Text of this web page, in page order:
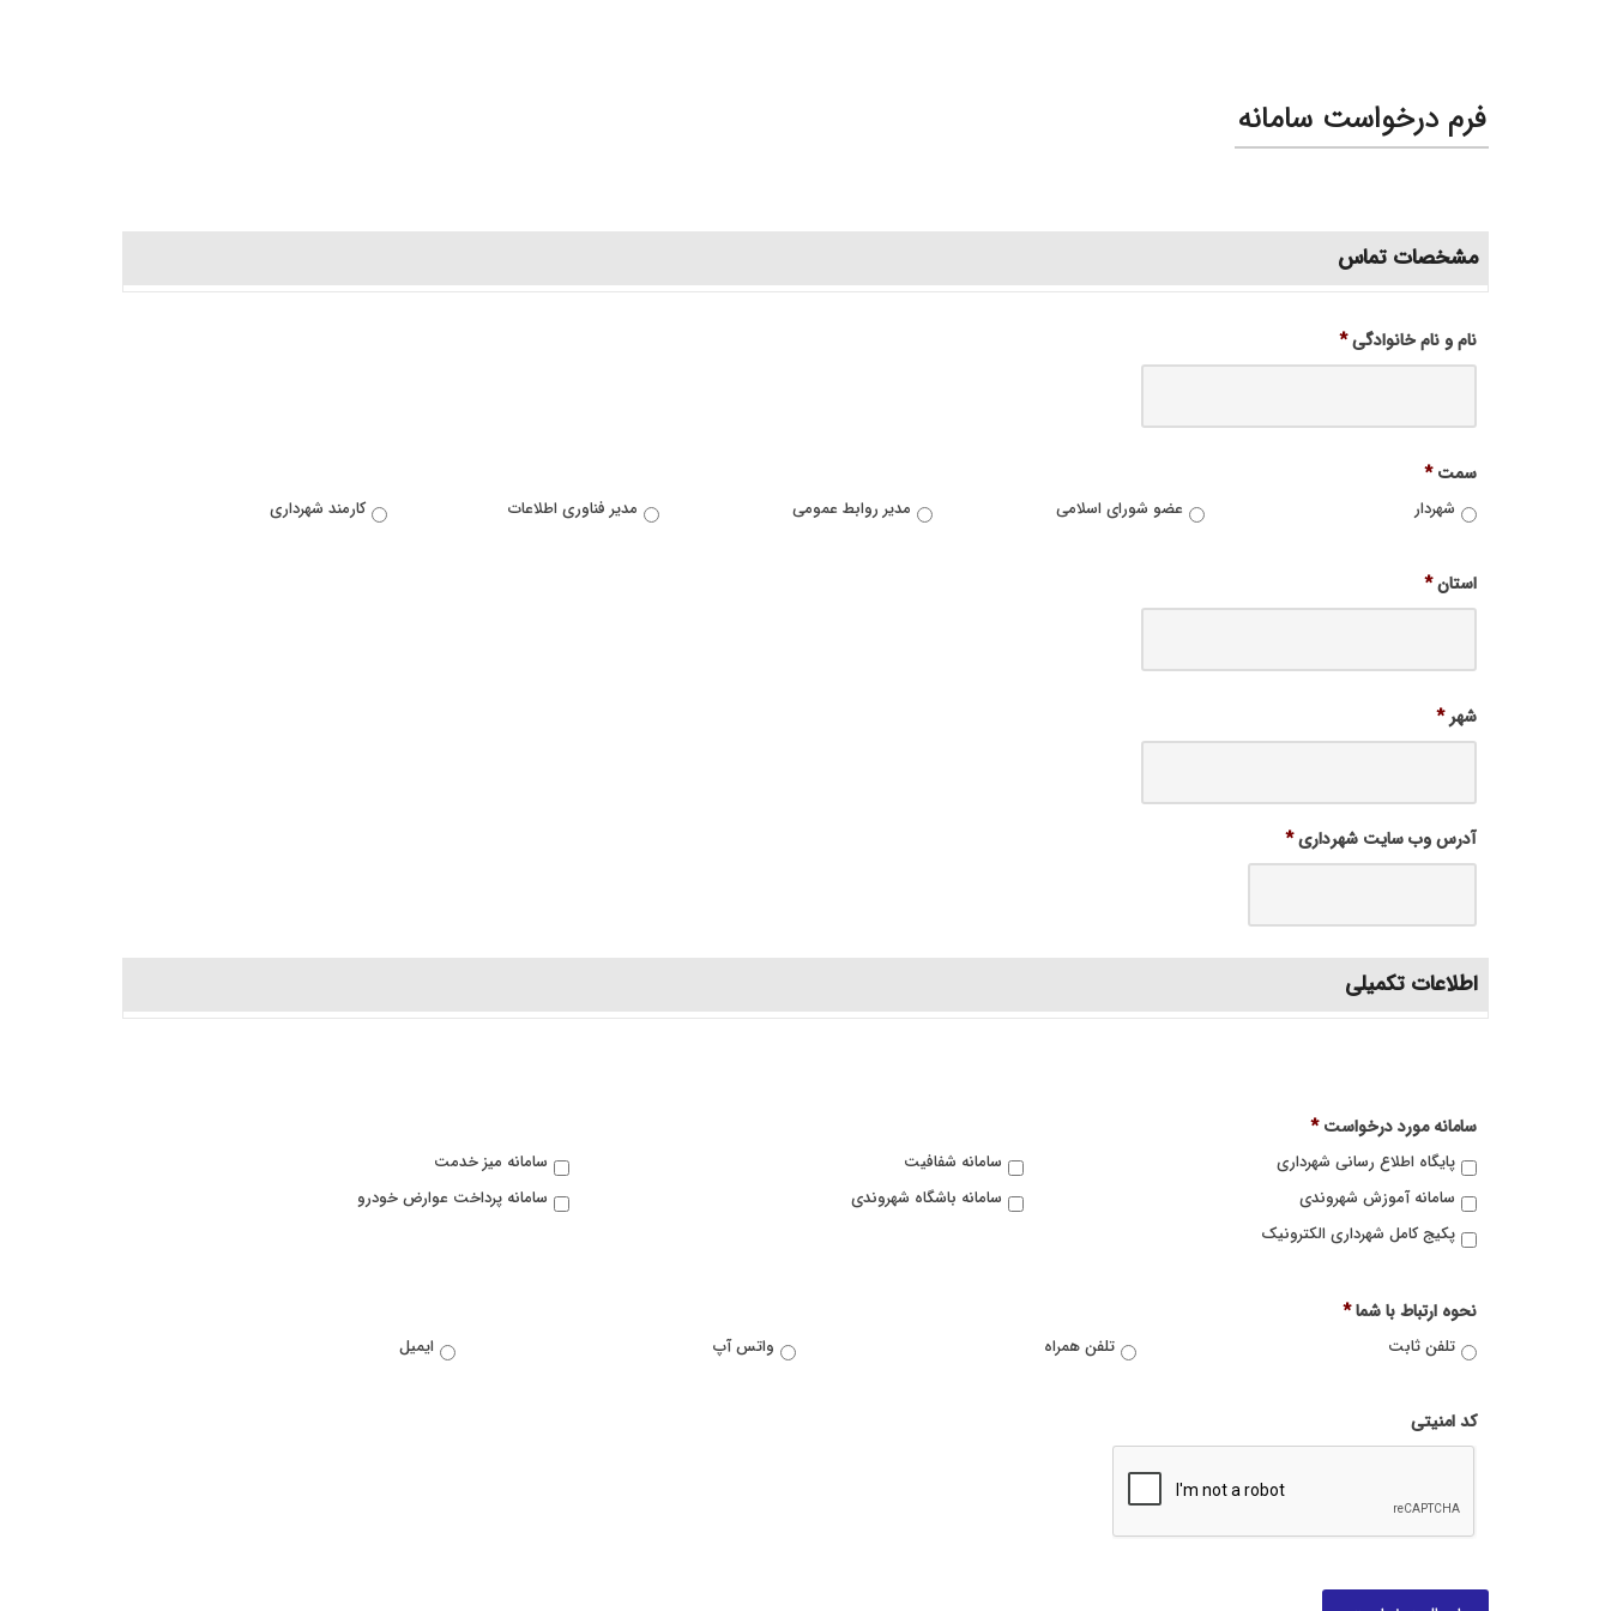
فرم درخواست سامانه
مشخصات تماس
نام و نام خانوادگی*
سمت *
شهردار عضو شورای اسلامی مدیر روابط عمومی مدیر فناوری اطلاعات کارمند شهرداری
استان*
شهر *
آدرس وب سایت شهرداری*
اطلاعات تکمیلی
سامانه مورد درخواست *
پایگاه اطلاع رسانی شهرداری سامانه شفافیت
سامانه میز خدمت
سامانه آموزش شهروندی
سامانه باشگاه شهروندی
سامانه پرداخت عوارض خودرو
پکیج کامل شهرداری الکترونیک
نحوه ارتباط با شما*
تلفن ثابت تلفن همراه واتس آپ ایمیل
کد امنیتی